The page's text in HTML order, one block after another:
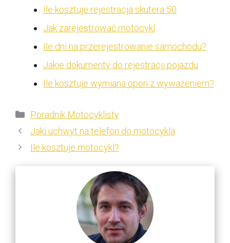
Ile kosztuje rejestracja skutera 50
Jak zarejestrować motocykl
Ile dni na przerejestrowanie samochodu?
Jakie dokumenty do rejestracji pojazdu
Ile kosztuje wymiana opon z wyważeniem?
Kategorie
Poradnik Motocyklisty
Jaki uchwyt na telefon do motocykla
Ile kosztuje motocykl?